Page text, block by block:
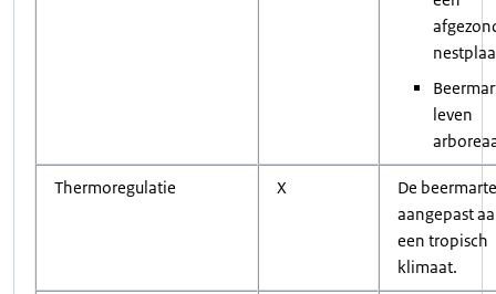
leven
Thermoregulatie X
De
aangepast
een tropisch
klimaat.